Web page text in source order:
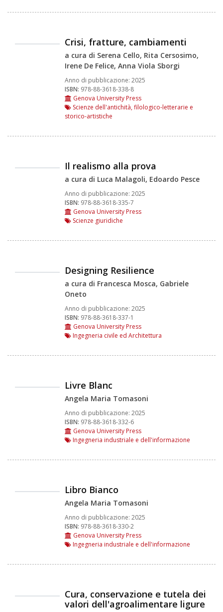
Crisi, fratture, cambiamenti
a cura di Serena Cello, Rita Cersosimo,
Irene De Felice, Anna Viola Sborgi
Anno di pubblicazione: 2025
ISBN: 978-88-3618-338-8
Genova University Press
Scienze dell'antichità, filologico-letterarie e
storico-artistiche
Il realismo alla prova
a cura di Luca Malagoli, Edoardo Pesce
Anno di pubblicazione: 2025
ISBN: 978-88-3618-335-7
Genova University Press
Scienze giuridiche
Designing Resilience
a cura di Francesca Mosca, Gabriele
Oneto
Anno di pubblicazione: 2025
ISBN: 978-88-3618-337-1
Genova University Press
Ingegneria civile ed Architettura
Livre Blanc
Angela Maria Tomasoni
Anno di pubblicazione: 2025
ISBN: 978-88-3618-332-6
Genova University Press
Ingegneria industriale e dell'informazione
Libro Bianco
Angela Maria Tomasoni
Anno di pubblicazione: 2025
ISBN: 978-88-3618-330-2
Genova University Press
Ingegneria industriale e dell'informazione
Cura, conservazione e tutela dei
valori dell'agroalimentare ligure